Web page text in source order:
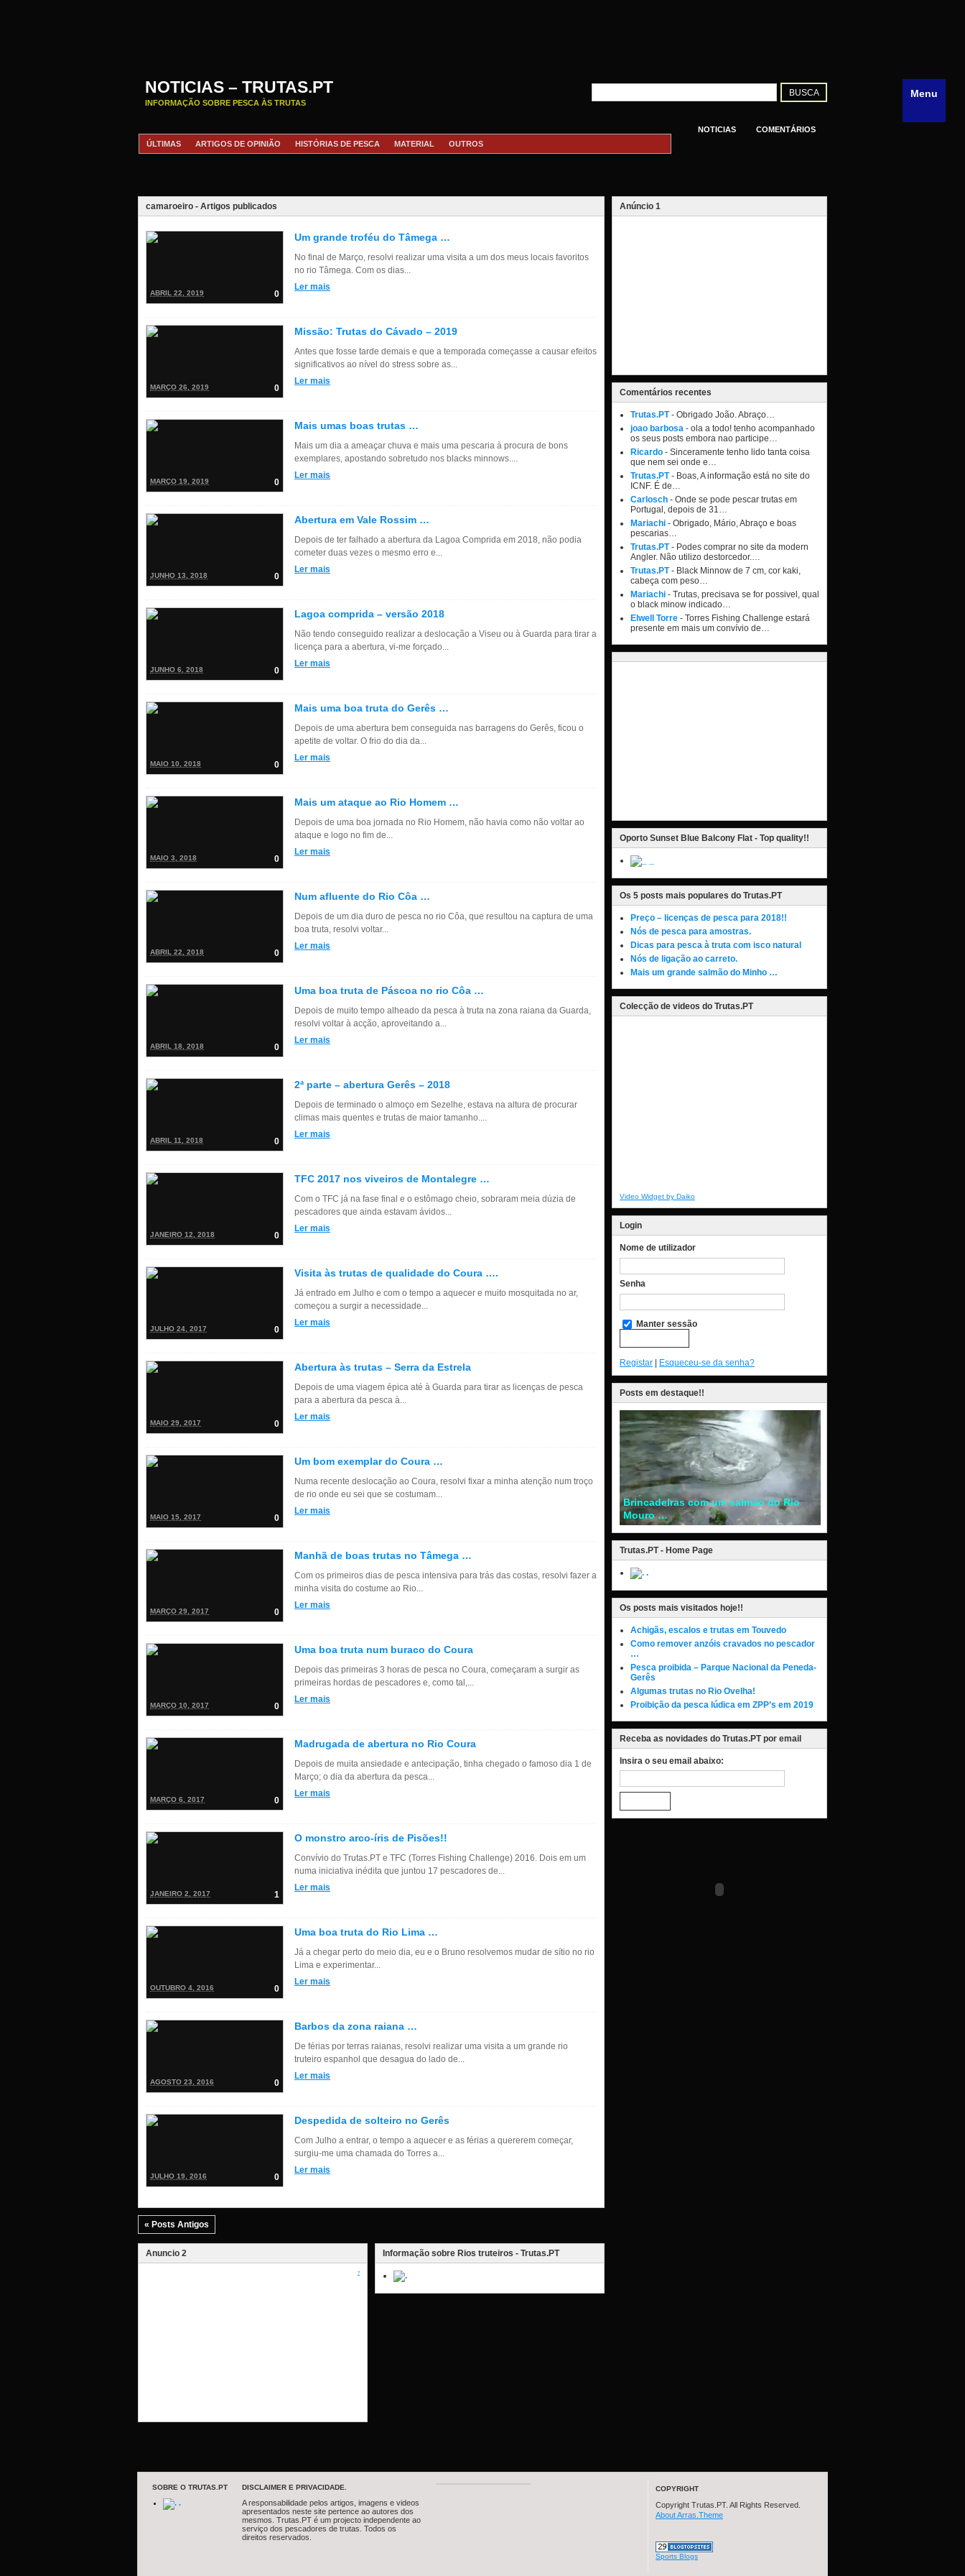
NOTICIAS – TRUTAS.PT
INFORMAÇÃO SOBRE PESCA ÀS TRUTAS
NOTICIAS
COMENTÁRIOS
ÚLTIMAS
ARTIGOS DE OPINIÃO HISTÓRIAS DE PESCA MATERIAL OUTROS
camaroeiro - Artigos publicados
0
ABRIL 22, 2019
Um grande troféu do Tâmega …
No final de Março, resolvi realizar uma visita a um dos meus locais favoritos
no rio Tâmega. Com os dias...
Ler mais
0
MARÇO 26, 2019
Missão: Trutas do Cávado – 2019
Antes que fosse tarde demais e que a temporada começasse a causar efeitos
significativos ao nível do stress sobre as...
Ler mais
0
MARÇO 19, 2019
Mais umas boas trutas …
Mais um dia a ameaçar chuva e mais uma pescaria à procura de bons
exemplares, apostando sobretudo nos blacks minnows....
Ler mais
0
JUNHO 13, 2018
Abertura em Vale Rossim …
Depois de ter falhado a abertura da Lagoa Comprida em 2018, não podia
cometer duas vezes o mesmo erro e...
Ler mais
0
JUNHO 6, 2018
Lagoa comprida – versão 2018
Não tendo conseguido realizar a deslocação a Viseu ou à Guarda para tirar a
licença para a abertura, vi-me forçado...
Ler mais
0
MAIO 10, 2018
Mais uma boa truta do Gerês …
Depois de uma abertura bem conseguida nas barragens do Gerês, ficou o
apetite de voltar. O frio do dia da...
Ler mais
0
MAIO 3, 2018
Mais um ataque ao Rio Homem …
Depois de uma boa jornada no Rio Homem, não havia como não voltar ao
ataque e logo no fim de...
Ler mais
0
ABRIL 22, 2018
Num afluente do Rio Côa …
Depois de um dia duro de pesca no rio Côa, que resultou na captura de uma
boa truta, resolvi voltar...
Ler mais
0
ABRIL 18, 2018
Uma boa truta de Páscoa no rio Côa …
Depois de muito tempo alheado da pesca à truta na zona raiana da Guarda,
resolvi voltar à acção, aproveitando a...
Ler mais
0
ABRIL 11, 2018
2ª parte – abertura Gerês – 2018
Depois de terminado o almoço em Sezelhe, estava na altura de procurar
climas mais quentes e trutas de maior tamanho....
Ler mais
0
JANEIRO 12, 2018
TFC 2017 nos viveiros de Montalegre …
Com o TFC já na fase final e o estômago cheio, sobraram meia dúzia de
pescadores que ainda estavam ávidos...
Ler mais
0
JULHO 24, 2017
Visita às trutas de qualidade do Coura ….
Já entrado em Julho e com o tempo a aquecer e muito mosquitada no ar,
começou a surgir a necessidade...
Ler mais
0
MAIO 29, 2017
Abertura às trutas – Serra da Estrela
Depois de uma viagem épica até à Guarda para tirar as licenças de pesca
para a abertura da pesca à...
Ler mais
0
MAIO 15, 2017
Um bom exemplar do Coura …
Numa recente deslocação ao Coura, resolvi fixar a minha atenção num troço
de rio onde eu sei que se costumam...
Ler mais
0
MARÇO 29, 2017
Manhã de boas trutas no Tâmega …
Com os primeiros dias de pesca intensiva para trás das costas, resolvi fazer a
minha visita do costume ao Rio...
Ler mais
0
MARÇO 10, 2017
Uma boa truta num buraco do Coura
Depois das primeiras 3 horas de pesca no Coura, começaram a surgir as
primeiras hordas de pescadores e, como tal,...
Ler mais
0
MARÇO 6, 2017
Madrugada de abertura no Rio Coura
Depois de muita ansiedade e antecipação, tinha chegado o famoso dia 1 de
Março; o dia da abertura da pesca...
Ler mais
1
JANEIRO 2, 2017
O monstro arco-íris de Pisões!!
Convívio do Trutas.PT e TFC (Torres Fishing Challenge) 2016. Dois em um
numa iniciativa inédita que juntou 17 pescadores de...
Ler mais
0
OUTUBRO 4, 2016
Uma boa truta do Rio Lima …
Já a chegar perto do meio dia, eu e o Bruno resolvemos mudar de sítio no rio
Lima e experimentar...
Ler mais
0
AGOSTO 23, 2016
Barbos da zona raiana …
De férias por terras raianas, resolvi realizar uma visita a um grande rio
truteiro espanhol que desagua do lado de...
Ler mais
0
JULHO 19, 2016
Despedida de solteiro no Gerês
Com Julho a entrar, o tempo a aquecer e as férias a quererem começar,
surgiu-me uma chamada do Torres a...
Ler mais
« Posts Antigos
Anuncio 2
?
Informação sobre Rios truteiros - Trutas.PT
Anúncio 1
Comentários recentes
Trutas.PT- Obrigado João. Abraço…
joao barbosa - ola a todo! tenho acompanhado
os seus posts embora nao participe…
Ricardo - Sinceramente tenho lido tanta coisa
que nem sei onde e…
Trutas.PT- Boas, A informação está no site do
ICNF. É de…
Carlosch - Onde se pode pescar trutas em
Portugal, depois de 31…
Mariachi - Obrigado, Mário, Abraço e boas
pescarias…
Trutas.PT- Podes comprar no site da modern
Angler. Não utilizo destorcedor.…
Trutas.PT- Black Minnow de 7 cm, cor kaki,
cabeça com peso…
Mariachi - Trutas, precisava se for possivel, qual
o black minow indicado…
Elwell Torre - Torres Fishing Challenge estará
presente em mais um convívio de…
Oporto Sunset Blue Balcony Flat - Top quality!!
Os 5 posts mais populares do Trutas.PT
Preço – licenças de pesca para 2018!!
Nós de pesca para amostras.
Dicas para pesca à truta com isco natural
Nós de ligação ao carreto.
Mais um grande salmão do Minho …
Colecção de videos do Trutas.PT
Video Widget by Daiko
Login
Nome de utilizador
Senha
Manter sessão
Registar | Esqueceu-se da senha?
Posts em destaque!!
Brincadeiras com um salmão do Rio
Mouro …
Trutas.PT - Home Page
.
Os posts mais visitados hoje!!
Achigãs, escalos e trutas em Touvedo
Como remover anzóis cravados no pescador
…
Pesca proibida – Parque Nacional da Peneda-
Gerês
Algumas trutas no Rio Ovelha!
Proibição da pesca lúdica em ZPP’s em 2019
Receba as novidades do Trutas.PT por email
Insira o seu email abaixo:
SOBRE O TRUTAS.PT
.
DISCLAIMER E PRIVACIDADE.
A responsabilidade pelos artigos, imagens e videos
apresentados neste site pertence ao autores dos
mesmos. Trutas.PT é um projecto independente ao
serviço dos pescadores de trutas. Todos os
direitos reservados.
COPYRIGHT
Copyright Trutas.PT. All Rights Reserved.
About Arras.Theme
Sports Blogs
Menu